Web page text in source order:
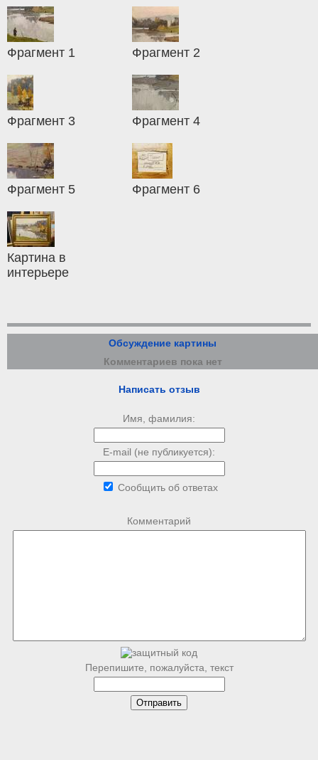
Фрагмент 1 Фрагмент 2
Фрагмент 3 Фрагмент 4
Фрагмент 5 Фрагмент 6
Картина в
интерьере
Обсуждение картины
Комментариев пока нет
Написать отзыв
Имя, фамилия:
E-mail (не публикуется):
Сообщить об ответах
Комментарий
Перепишите, пожалуйста, текст